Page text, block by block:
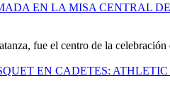
EN LA MISA CENTRAL
fue el centro de la celebración
EN CADETES: